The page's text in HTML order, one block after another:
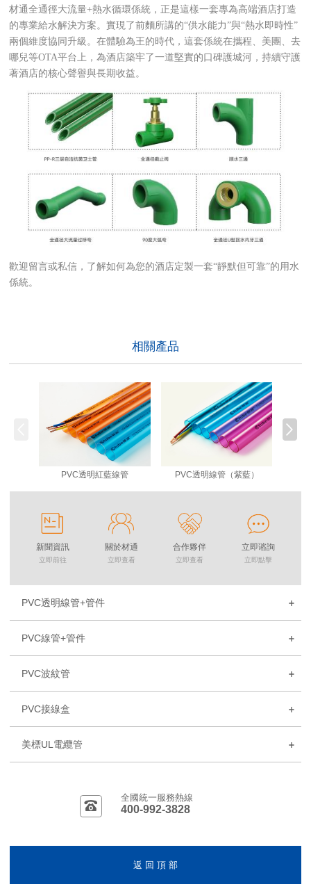
材通全通徑大流量+熱水循環係統，正是這樣一套專為高端酒店打造
的專業給水解決方案。實現了前麵所講的“供水能力”與“熱水即時性”
兩個維度協同升級。在體驗為王的時代，這套係統在攜程、美團、去
哪兒等OTA平台上，為酒店築牢了一道堅實的口碑護城河，持續守護
著酒店的核心聲譽與長期收益。
歡迎留言或私信，了解如何為您的酒店定製一套“靜默但可靠”的用水
係統。
相關產品
PVC透明紅藍線管 PVC透明線管（紫藍）
新聞資訊
立即前往
關於材通
立即查看
合作夥伴
立即查看
立即谘詢
立即點擊
PVC透明線管+管件
PVC線管+管件
PVC波紋管
PVC接線盒
美標UL電纜管
全國統一服務熱線
400-992-3828
返 回 頂 部